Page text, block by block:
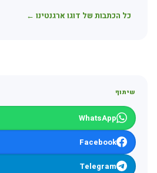
כל הכתבות של דוגו ארגנטינו ←
שיתוף
WhatsApp
Facebook
Telegram